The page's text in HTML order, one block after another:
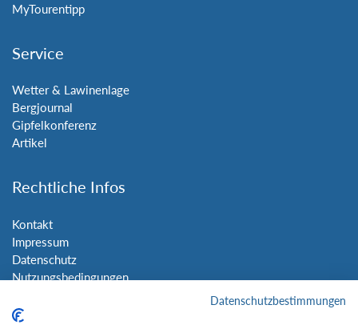
MyTourentipp
Service
Wetter & Lawinenlage
Bergjournal
Gipfelkonferenz
Artikel
Rechtliche Infos
Kontakt
Impressum
Datenschutz
Nutzungsbedingungen
Datenschutzbestimmungen